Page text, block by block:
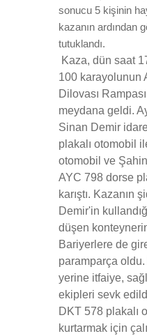
sonucu 5 kişinin
kazanın ardından
tutuklandı.
Kaza, dün saat
100 karayolunun
Dilovası
meydana geldi.
Sinan Demir
plakalı otomobil
otomobil ve
AYC 798 dorse
karıştı. Kazanın
Demir'in
düşen
Bariyerlere de
paramparça
yerine itfaiye,
ekipleri sevk
DKT 578 plakalı
kurtarmak için